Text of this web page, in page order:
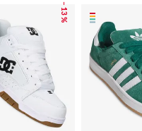
– 13 %